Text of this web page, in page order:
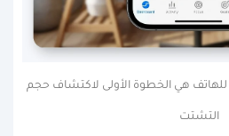
هي الخطوة الأولى لاكتشاف حجم
التشتت